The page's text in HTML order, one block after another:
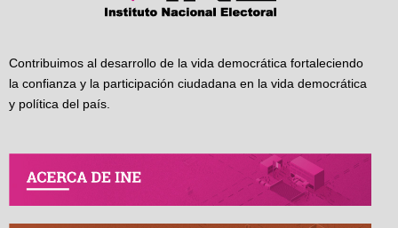
Contribuimos al desarrollo de la vida democrática fortaleciendo
la confianza y la participación ciudadana en la vida democrática
y política del país.